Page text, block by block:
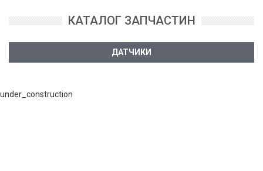
КАТАЛОГ ЗАПЧАСТИН
ДАТЧИКИ
under_construction